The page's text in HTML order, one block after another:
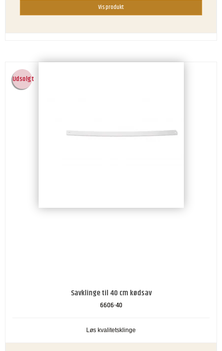
Vis produkt
Udsolgt
Savklinge til 40 cm kødsav
6606-40
Løs kvalitetsklinge